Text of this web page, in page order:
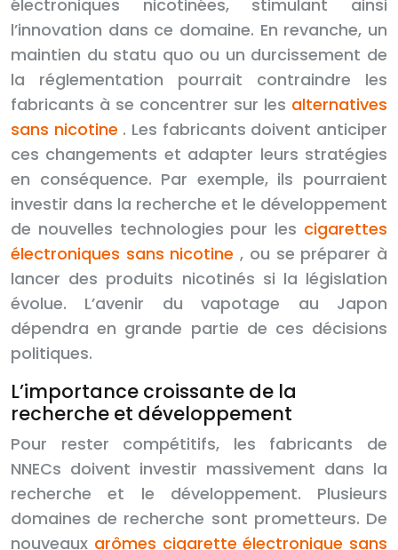
électroniques nicotinées, stimulant ainsi
l’innovation dans ce domaine. En revanche, un
maintien du statu quo ou un durcissement de
la réglementation pourrait contraindre les
fabricants à se concentrer sur les alternatives
sans nicotine . Les fabricants doivent anticiper
ces changements et adapter leurs stratégies
en conséquence. Par exemple, ils pourraient
investir dans la recherche et le développement
de nouvelles technologies pour les cigarettes
électroniques sans nicotine, ou se préparer à
lancer des produits nicotinés si la législation
évolue. L’avenir du vapotage au Japon
dépendra en grande partie de ces décisions
politiques.
L’importance croissante de la
recherche et développement
Pour rester compétitifs, les fabricants de
NNECs doivent investir massivement dans la
recherche et le développement. Plusieurs
domaines de recherche sont prometteurs. De
nouveaux arômes cigarette électronique sans